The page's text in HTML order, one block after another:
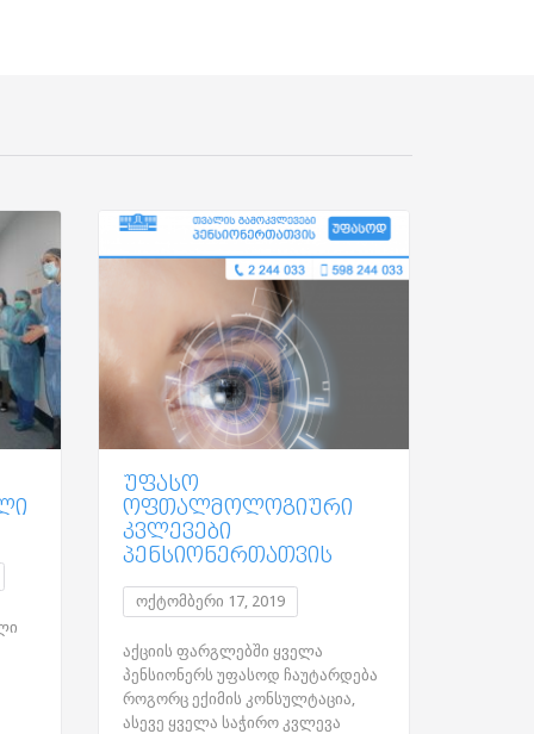
ᲣᲤᲐᲡᲝ
ᲝᲤᲗᲐᲚᲛᲝᲚᲝᲒᲘᲣᲠᲘ
ᲙᲕᲚᲔᲕᲔᲑᲘ
ᲞᲔᲜᲡᲘᲝᲜᲔᲠᲗᲐᲗᲕᲘᲡ
ოქტომბერი 17, 2019
აქციის ფარგლებში ყველა
პენსიონერს უფასოდ ჩაუტარდება
როგორც ექიმის კონსულტაცია,
ასევე ყველა საჭირო კვლევა